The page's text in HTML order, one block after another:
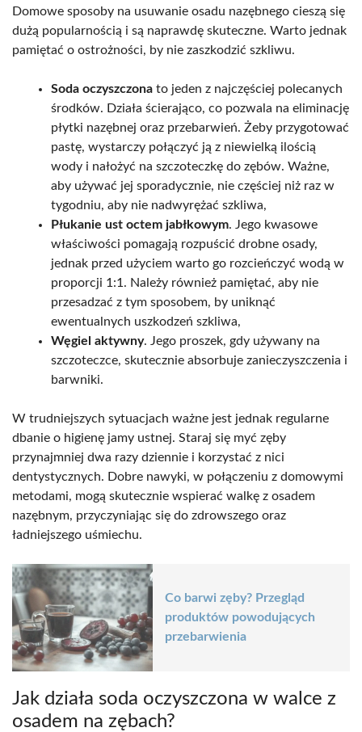
Domowe sposoby na usuwanie osadu nazębnego cieszą się
dużą popularnością i są naprawdę skuteczne. Warto jednak
pamiętać o ostrożności, by nie zaszkodzić szkliwu.
Soda oczyszczona to jeden z najczęściej polecanych
środków. Działa ścierająco, co pozwala na eliminację
płytki nazębnej oraz przebarwień. Żeby przygotować
pastę, wystarczy połączyć ją z niewielką ilością
wody i nałożyć na szczoteczkę do zębów. Ważne,
aby używać jej sporadycznie, nie częściej niż raz w
tygodniu, aby nie nadwyrężać szkliwa,
Płukanie ust octem jabłkowym. Jego kwasowe
właściwości pomagają rozpuścić drobne osady,
jednak przed użyciem warto go rozcieńczyć wodą w
proporcji 1:1. Należy również pamiętać, aby nie
przesadzać z tym sposobem, by uniknąć
ewentualnych uszkodzeń szkliwa,
Węgiel aktywny. Jego proszek, gdy używany na
szczoteczce, skutecznie absorbuje zanieczyszczenia i
barwniki.
W trudniejszych sytuacjach ważne jest jednak regularne
dbanie o higienę jamy ustnej. Staraj się myć zęby
przynajmniej dwa razy dziennie i korzystać z nici
dentystycznych. Dobre nawyki, w połączeniu z domowymi
metodami, mogą skutecznie wspierać walkę z osadem
nazębnym, przyczyniając się do zdrowszego oraz
ładniejszego uśmiechu.
Co barwi zęby? Przegląd
produktów powodujących
przebarwienia
Jak działa soda oczyszczona w walce z
osadem na zębach?